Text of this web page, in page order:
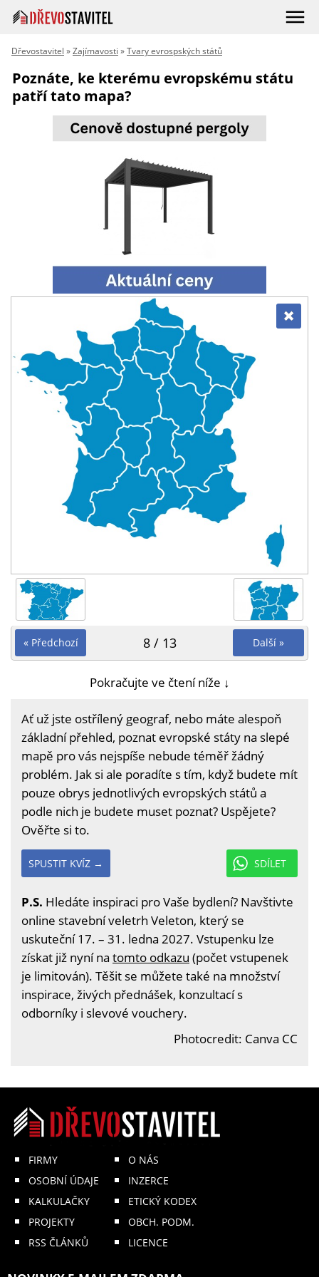
Dřevostavitel »Zajímavosti »Tvary evrospských států
Poznáte, ke kterému evropskému státu
patří tato mapa?
« Předchozí Další »
8 / 13
Pokračujte ve čtení níže ↓
Ať už jste ostřílený geograf, nebo máte alespoň
základní přehled, poznat evropské státy na slepé
mapě pro vás nejspíše nebude téměř žádný
problém. Jak si ale poradíte s tím, když budete mít
pouze obrys jednotlivých evropských států a
podle nich je budete muset poznat? Uspějete?
Ověřte si to.
SDÍLET
SPUSTIT KVÍZ →
P.S. Hledáte inspiraci pro Vaše bydlení? Navštivte
online stavební veletrh Veleton, který se
uskuteční 17. – 31. ledna 2027. Vstupenku lze
získat již nyní na tomto odkazu (počet vstupenek
je limitován). Těšit se můžete také na množství
inspirace, živých přednášek, konzultací s
odborníky i slevové vouchery.
Photocredit: Canva CC
FIRMY
OSOBNÍ ÚDAJE
KALKULAČKY
PROJEKTY
RSS ČLÁNKŮ
O NÁS
INZERCE
ETICKÝ KODEX
OBCH. PODM.
LICENCE